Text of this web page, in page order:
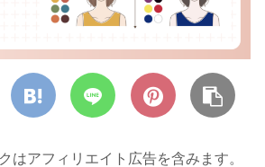
はアフィリエイト広告を含みます。